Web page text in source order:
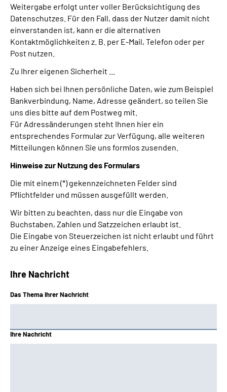
Weitergabe erfolgt unter voller Berücksichtigung des
Datenschutzes. Für den Fall, dass der Nutzer damit nicht
einverstanden ist, kann er die alternativen
Kontaktmöglichkeiten z. B. per E-Mail, Telefon oder per
Post nutzen.
Zu Ihrer eigenen Sicherheit ...
Haben sich bei Ihnen persönliche Daten, wie zum Beispiel
Bankverbindung, Name, Adresse geändert, so teilen Sie
uns dies bitte auf dem Postweg mit.
Für Adressänderungen steht Ihnen hier ein
entsprechendes Formular zur Verfügung, alle weiteren
Mitteilungen können Sie uns formlos zusenden.
Hinweise zur Nutzung des Formulars
Die mit einem (*) gekennzeichneten Felder sind
Pflichtfelder und müssen ausgefüllt werden.
Wir bitten zu beachten, dass nur die Eingabe von
Buchstaben, Zahlen und Satzzeichen erlaubt ist.
Die Eingabe von Steuerzeichen ist nicht erlaubt und führt
zu einer Anzeige eines Eingabefehlers.
Ihre Nachricht
Das Thema Ihrer Nachricht
Ihre Nachricht